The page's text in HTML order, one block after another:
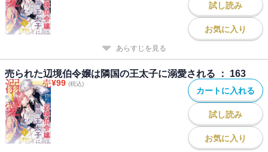
試し読み
お気に入り
あらすじを見る
売られた辺境伯令嬢は隣国の王太子に溺愛される ： 163
¥99 (税込)
カートに入れる
試し読み
お気に入り